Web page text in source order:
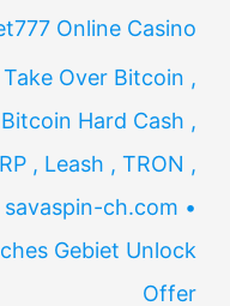
Online Casino
Over Bitcoin ,
Hard Cash ,
, Leash , TRON ,
savaspin-ch.com •
Gebiet Unlock
Offer